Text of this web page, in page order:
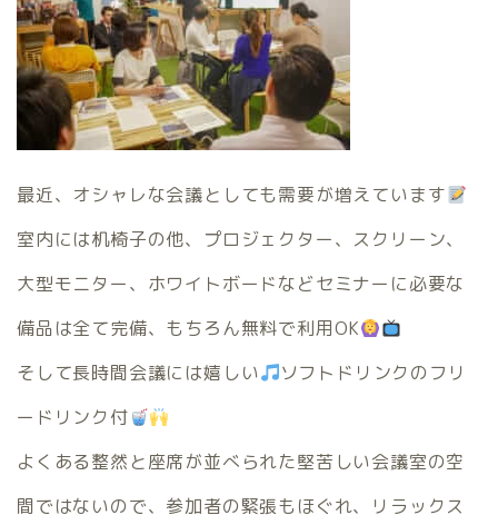
最近、オシャレな会議としても需要が増えています
室内には机椅子の他、プロジェクター、スクリーン、
大型モニター、ホワイトボードなどセミナーに必要な
備品は全て完備、もちろん無料で利用OK
そして長時間会議には嬉しい
ソフトドリンクのフリ
ードリンク付
よくある整然と座席が並べられた堅苦しい会議室の空
間ではないので、参加者の緊張もほぐれ、リラックス